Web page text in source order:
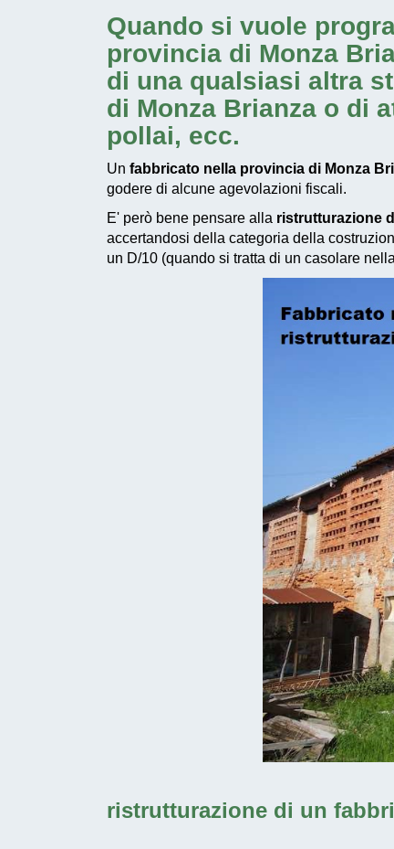
Quando si vuole
provincia di Monza
di una qualsiasi altra
di Monza Brianza o di
pollai, ecc.
Un fabbricato nella provincia di Monza
godere di alcune agevolazioni fiscali.
E' però bene pensare alla ristrutturazione
accertandosi della categoria della
un D/10 (quando si tratta di un casolare
ristrutturazione di un